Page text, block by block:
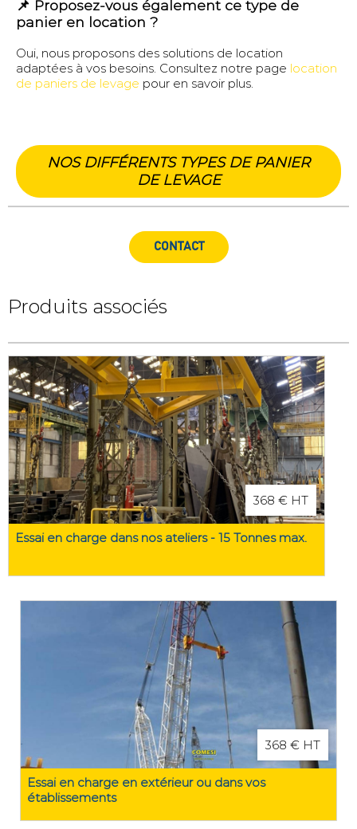
📌 Proposez-vous également ce type de
panier en location ?
Oui, nous proposons des solutions de location
adaptées à vos besoins. Consultez notre page location
de paniers de levage pour en savoir plus.
NOS DIFFÉRENTS TYPES DE PANIER
DE LEVAGE
CONTACT
Produits associés
368 € HT
Essai en charge dans nos ateliers - 15 Tonnes max.
368 € HT
Essai en charge en extérieur ou dans vos
établissements